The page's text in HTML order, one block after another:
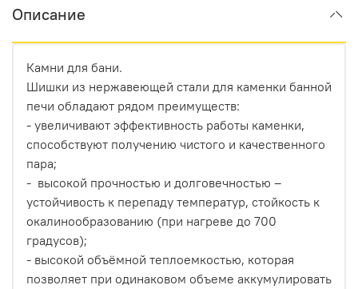
Описание
Камни для бани.
Шишки из нержавеющей стали для каменки банной
печи обладают рядом преимуществ:
- увеличивают эффективность работы каменки,
способствуют получению чистого и качественного
пара;
- высокой прочностью и долговечностью –
устойчивость к перепаду температур, стойкость к
окалинообразованию (при нагреве до 700
градусов);
- высокой объёмной теплоемкостью, которая
позволяет при одинаковом объеме аккумулировать